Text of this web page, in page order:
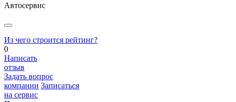
Автосервис
Из чего строится рейтинг?
0
Написать
отзыв
Задать вопрос
компании Записаться
на сервис